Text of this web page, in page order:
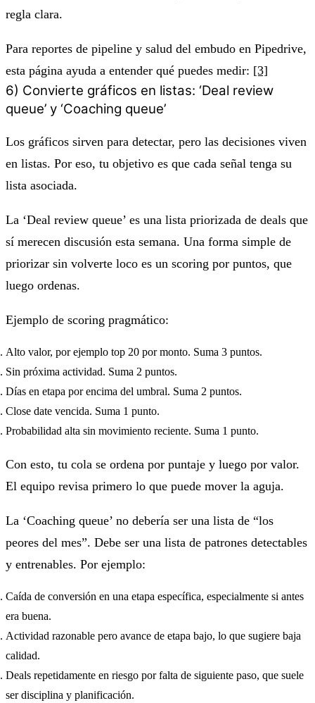
regla clara.
Para reportes de pipeline y salud del embudo en Pipedrive,
esta página ayuda a entender qué puedes medir: [3]
6) Convierte gráficos en listas: ‘Deal review
queue’ y ‘Coaching queue’
Los gráficos sirven para detectar, pero las decisiones viven
en listas. Por eso, tu objetivo es que cada señal tenga su
lista asociada.
La ‘Deal review queue’ es una lista priorizada de deals que
sí merecen discusión esta semana. Una forma simple de
priorizar sin volverte loco es un scoring por puntos, que
luego ordenas.
Ejemplo de scoring pragmático:
Alto valor, por ejemplo top 20 por monto. Suma 3 puntos.
Sin próxima actividad. Suma 2 puntos.
Días en etapa por encima del umbral. Suma 2 puntos.
Close date vencida. Suma 1 punto.
Probabilidad alta sin movimiento reciente. Suma 1 punto.
Con esto, tu cola se ordena por puntaje y luego por valor.
El equipo revisa primero lo que puede mover la aguja.
La ‘Coaching queue’ no debería ser una lista de “los
peores del mes”. Debe ser una lista de patrones detectables
y entrenables. Por ejemplo:
Caída de conversión en una etapa específica, especialmente si antes
era buena.
Actividad razonable pero avance de etapa bajo, lo que sugiere baja
calidad.
Deals repetidamente en riesgo por falta de siguiente paso, que suele
ser disciplina y planificación.